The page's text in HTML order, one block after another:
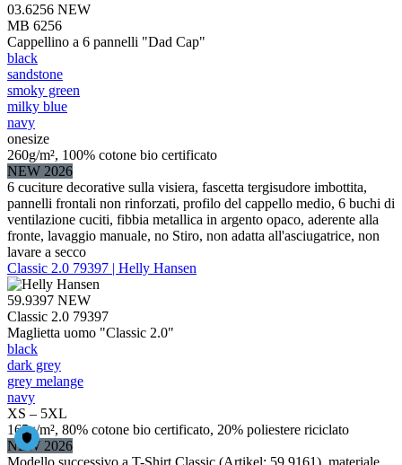
03.6256 NEW
MB 6256
Cappellino a 6 pannelli "Dad Cap"
black
sandstone
smoky green
milky blue
navy
onesize
260g/m², 100% cotone bio certificato
NEW 2026
6 cuciture decorative sulla visiera, fascetta tergisudore imbottita,
pannelli frontali non rinforzati, profilo del cappello medio, 6 buchi di
ventilazione cuciti, fibbia metallica in argento opaco, aderente alla
fronte, lavaggio manuale, no Stiro, non adatta all'asciugatrice, non
lavare a secco
Classic 2.0 79397 | Helly Hansen
59.9397 NEW
Classic 2.0 79397
Maglietta uomo "Classic 2.0"
black
dark grey
grey melange
navy
XS – 5XL
165g/m², 80% cotone bio certificato, 20% poliestere riciclato
NEW 2026
Modello successivo a T-Shirt Classic (Artikel: 59.9161), materiale